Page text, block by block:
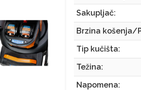
Sakupljač:
Brzina košenja/
Tip kučišta:
Težina:
Napomena: